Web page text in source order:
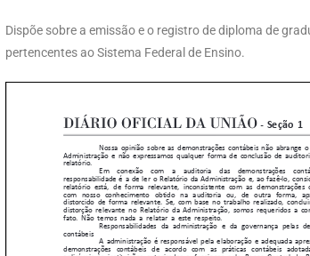
Dispõe sobre a emissão e o registro de diploma de
pertencentes ao Sistema Federal de Ensino.